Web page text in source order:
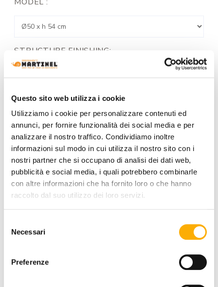
Questo sito web utilizza i cookie
Utilizziamo i cookie per personalizzare contenuti ed
annunci, per fornire funzionalità dei social media e per
analizzare il nostro traffico. Condividiamo inoltre
informazioni sul modo in cui utilizza il nostro sito con i
nostri partner che si occupano di analisi dei dati web,
pubblicità e social media, i quali potrebbero combinarle
con altre informazioni che ha fornito loro o che hanno
raccolto dal suo utilizzo dei loro servizi.
delNecessari
Preferenze
STRUCTURE FINISHING:
TOP FINISH:
COLOR: